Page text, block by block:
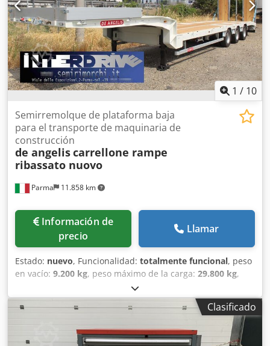
1 / 10
Parma 11.858 km
Semirremolque de plataforma baja
para el transporte de maquinaria de
construcción
de angeliscarrellone rampe
ribassato nuovo
Información de
precio
Llamar
Estado: nuevo, Funcionalidad: totalmente funcional, peso
en vacío: 9.200 kg, peso máximo de la carga: 29.800 kg,
, configuración de ejes:
longitud del espacio de carga:10.000 mm, anchura del
espacio de carga:2.550 mm, altura del espacio de carga:
850 mm
13.700 mm
2.550
, amortiguación:aire, tamaño del neumático:
245.70 R
Clasificado